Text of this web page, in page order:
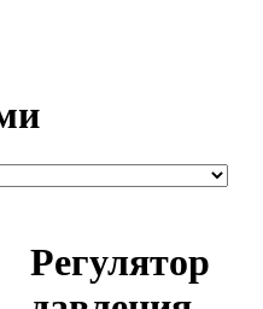
Регулятор